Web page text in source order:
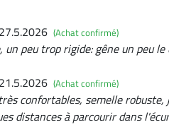
27.5.2026 (Achat confirmé)
peu trop rigide: gêne un peu
21.5.2026 (Achat confirmé)
confortables, semelle
distances à parcourir dans